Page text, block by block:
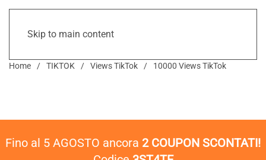
Skip to main content
Home TIKTOK Views TikTok 10000 Views TikTok
Fino al 5 AGOSTO ancora 2 COUPON SCONTATI!